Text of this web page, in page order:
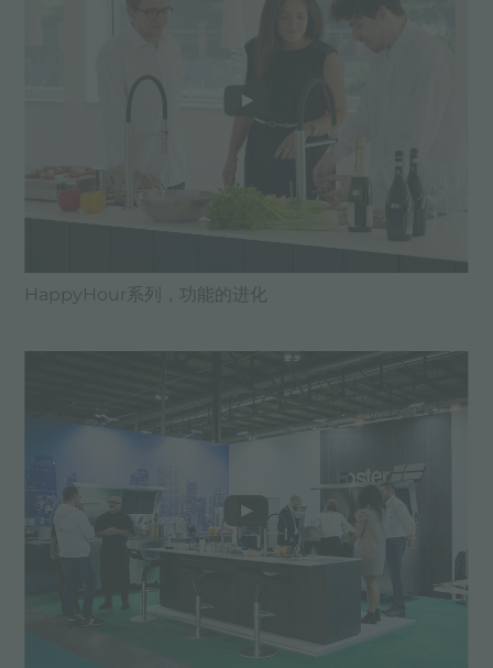
HappyHour系列，功能的进化